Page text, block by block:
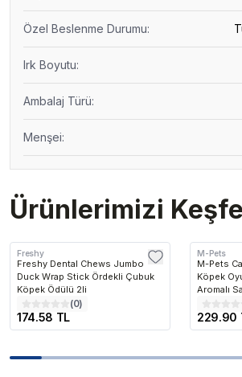
Özel Beslenme Durumu:
Irk Boyutu:
Ambalaj Türü:
Menşei:
Ürünlerimizi
Freshy
Freshy Dental Chews Jumbo
Duck Wrap Stick Ördekli Çubuk
Köpek Ödülü 2li
(0)
174.58 TL
M-Pets
M-Pets
Köpek
Aromalı
229.90